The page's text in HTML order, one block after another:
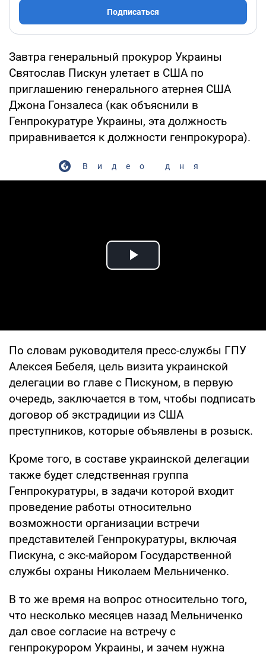
Подписаться
Завтра генеральный прокурор Украины
Святослав Пискун улетает в США по
приглашению генерального атернея США
Джона Гонзалеса (как объяснили в
Генпрокуратуре Украины, эта должность
приравнивается к должности генпрокурора).
Видео дня
Play Video
По словам руководителя пресс-службы ГПУ
Алексея Бебеля, цель визита украинской
делегации во главе с Пискуном, в первую
очередь, заключается в том, чтобы подписать
договор об экстрадиции из США
преступников, которые объявлены в розыск.
Кроме того, в составе украинской делегации
также будет следственная группа
Генпрокуратуры, в задачи которой входит
проведение работы относительно
возможности организации встречи
представителей Генпрокуратуры, включая
Пискуна, с экс-майором Государственной
службы охраны Николаем Мельниченко.
В то же время на вопрос относительно того,
что несколько месяцев назад Мельниченко
дал свое согласие на встречу с
генпрокурором Украины, и зачем нужна